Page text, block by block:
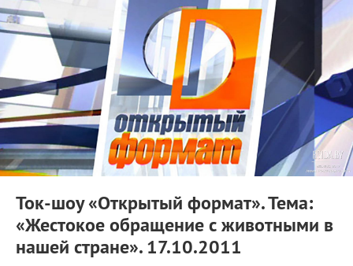
Ток-шоу «Открытый формат». Тема:
«Жестокое обращение с животными в
нашей стране». 17.10.2011